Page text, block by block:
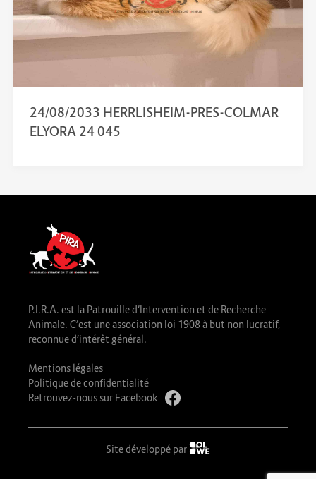
24/08/2033 HERRLISHEIM-PRES-COLMAR
ELYORA 24 045
P.I.R.A. est la Patrouille d’Intervention et de Recherche
Animale. C’est une association loi 1908 à but non lucratif,
reconnue d’intérêt général.
Mentions légales
Politique de confidentialité
Retrouvez-nous sur Facebook
Site développé par